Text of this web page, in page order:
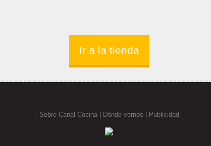
Ir a la tienda
Sobre Canal Cocina| Dónde vernos | Publicidad